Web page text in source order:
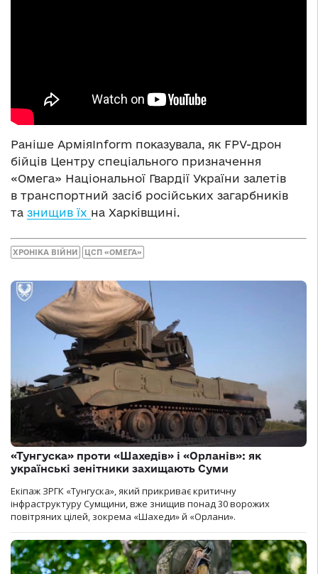
Раніше АрміяInform показувала, як FPV-дрон
бійців Центру спеціального призначення
«Омега» Національної Гвардії України залетів
в транспортний засіб російських загарбників
та знищив їх на Харківщині.
ХРОНІКА ВІЙНИ ЦСП «ОМЕГА»
«Тунгуска» проти «Шахедів» і «Орланів»: як
українські зенітники захищають Суми
Екіпаж ЗРГК «Тунгуска», який прикриває критичну
інфраструктуру Сумщини, вже знищив понад 30 ворожих
повітряних цілей, зокрема «Шахеди» й «Орлани».